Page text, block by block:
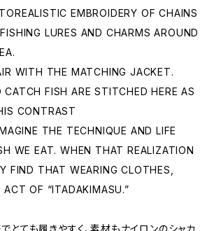
EMBROIDERY OF CHAINS
LURES AND CHARMS AROUND
WITH THE MATCHING JACKET.
FISH ARE STITCHED HERE AS
CONTRAST
THE TECHNIQUE AND LIFE
WE EAT. WHEN THAT REALIZATION
FIND THAT WEARING CLOTHES,
OF “ITADAKIMASU.”
とても履きやすく、素材もナイロンのシャカ